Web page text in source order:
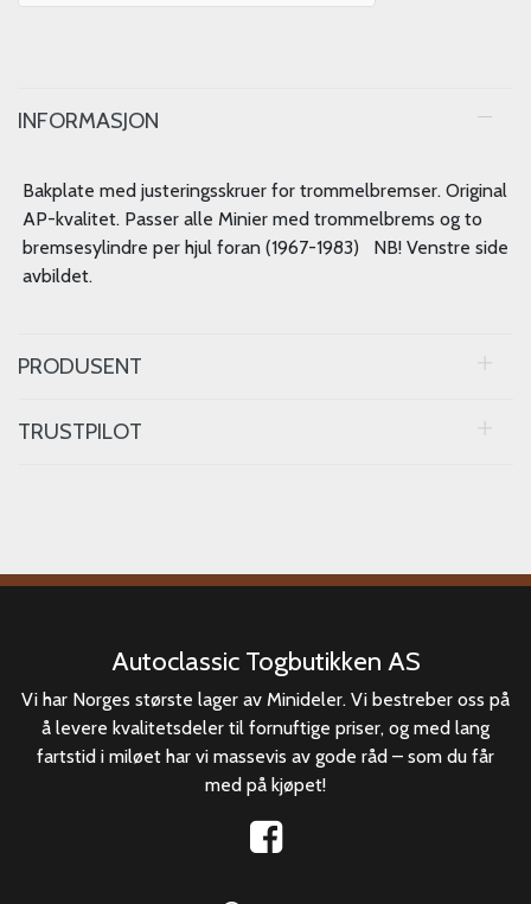
INFORMASJON
Bakplate med justeringsskruer for trommelbremser. Original
AP-kvalitet. Passer alle Minier med trommelbrems og to
bremsesylindre per hjul foran (1967-1983) NB! Venstre side
avbildet.
PRODUSENT
TRUSTPILOT
Autoclassic Togbutikken AS
Vi har Norges største lager av Minideler. Vi bestreber oss på
å levere kvalitetsdeler til fornuftige priser, og med lang
fartstid i miløet har vi massevis av gode råd – som du får
med på kjøpet!